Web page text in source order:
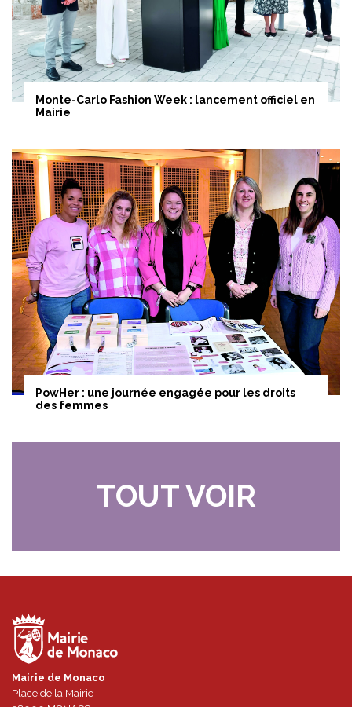
Monte-Carlo Fashion Week : lancement officiel en
Mairie
PowHer : une journée engagée pour les droits
des femmes
TOUT VOIR
Mairie de Monaco
Place de la Mairie